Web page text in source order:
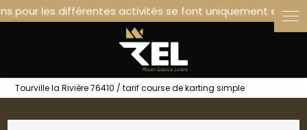
Tourville la Rivière 76410 / tarif course de karting simple
Panneau de gestion des cookies